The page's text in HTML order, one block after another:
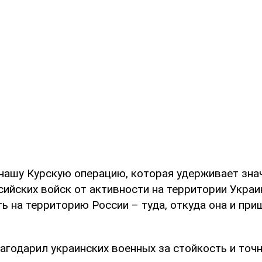
Курскую операцию, которая удерживает
войск от активности на территории
на территорию России – туда, откуда она и
украинских военных за стойкость и